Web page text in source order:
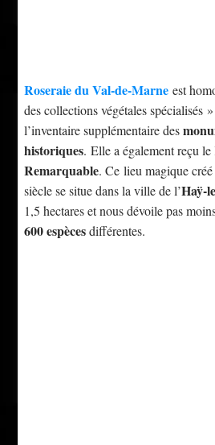
Roseraie du Val-de-Marne est
des collections végétales spécialisés
l’inventaire supplémentaire des
historiques. Elle a également reçu
Remarquable. Ce lieu magique
siècle se situe dans la ville de l’Haÿ-
1,5 hectares et nous dévoile pas
600 espècesdifférentes.